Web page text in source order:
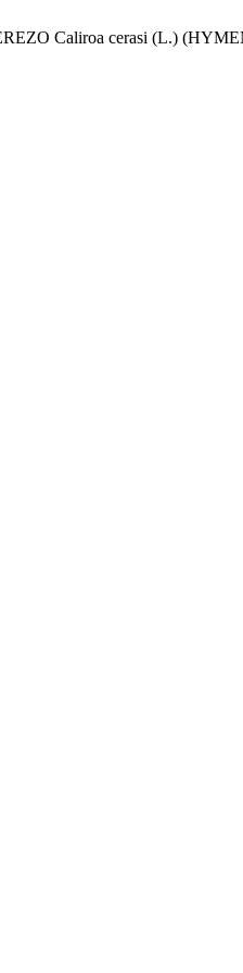
Caliroa cerasi (L.)